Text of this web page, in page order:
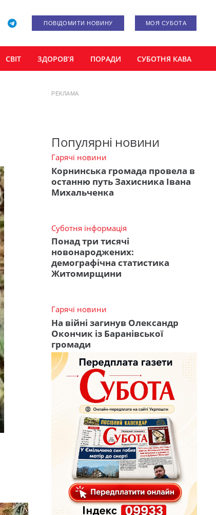
ПОВІДОМИТИ НОВИНУ МОЯ СУБОТА
СВІТ ЗДОРОВ’Я ПОРАДИ СУБОТНЯ КАВА
РЕКЛАМА
Популярні новини
Гарячі новини
Корнинська громада провела в
останню путь Захисника Івана
Михальченка
Суботня інформація
Понад три тисячі
новонароджених:
демографічна статистика
Житомирщини
Гарячі новини
На війні загинув Олександр
Окончик із Баранівської
громади